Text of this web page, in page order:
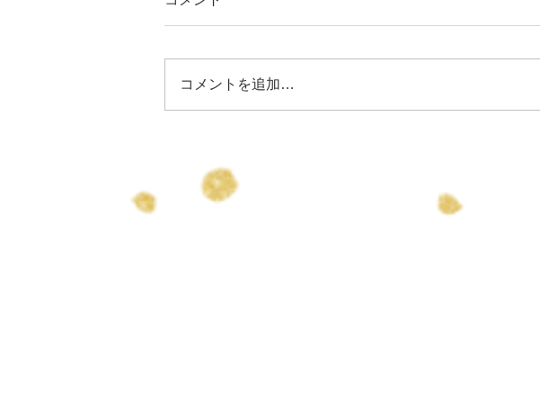
すず
コメントを追加…